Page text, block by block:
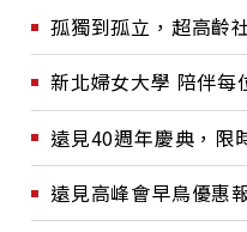
孤獨到孤立，超高齡
新北婦女大學 陪伴每
遠見40週年慶典，限
遠見高峰會早鳥優惠